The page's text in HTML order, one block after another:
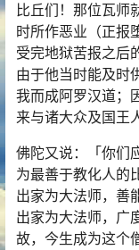
比丘们！那位瓦师
时所作恶业（正报
受完地狱苦报之后
由于他当时能及时
我而成阿罗汉道；
来与诸大众及国王
佛陀又说：「你们
为最善于教化人的
出家为大法师，善
出家为大法师，广
故，今生成为这个